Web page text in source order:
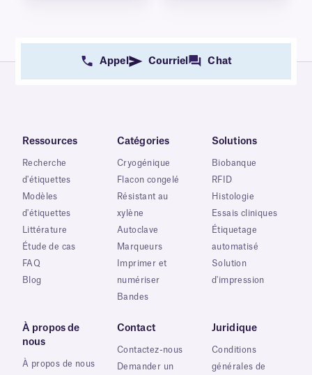
Appel Courriel Chat
Ressources
Recherche
d'étiquettes
Modèles
d'étiquettes
Littérature
Étude de cas
FAQ
Blog
Catégories
Cryogénique
Flacon congelé
Résistant au
xylène
Autoclave
Marqueurs
Imprimer et
numériser
Bandes
Solutions
Biobanque
RFID
Histologie
Essais cliniques
Étiquetage
automatisé
Solution
d'impression
À propos de
nous
À propos de nous
Contact
Contactez-nous
Demander un
Juridique
Conditions
générales de